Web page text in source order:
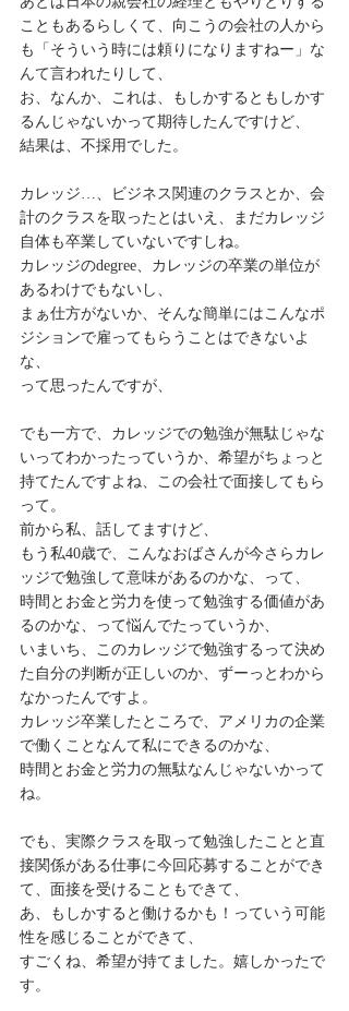
こともあるらしくて、向こうの会社の人から
も「そういう時には頼りになりますねー」な
んて言われたりして、
お、なんか、これは、もしかするともしかす
るんじゃないかって期待したんですけど、
結果は、不採用でした。
カレッジ…、ビジネス関連のクラスとか、会
計のクラスを取ったとはいえ、まだカレッジ
自体も卒業していないですしね。
カレッジのdegree、カレッジの卒業の単位が
あるわけでもないし、
まぁ仕方がないか、そんな簡単にはこんなポ
ジションで雇ってもらうことはできないよ
な、
って思ったんですが、
でも一方で、カレッジでの勉強が無駄じゃな
いってわかったっていうか、希望がちょっと
持てたんですよね、この会社で面接してもら
って。
前から私、話してますけど、
もう私40歳で、こんなおばさんが今さらカレ
ッジで勉強して意味があるのかな、って、
時間とお金と労力を使って勉強する価値があ
るのかな、って悩んでたっていうか、
いまいち、このカレッジで勉強するって決め
た自分の判断が正しいのか、ずーっとわから
なかったんですよ。
カレッジ卒業したところで、アメリカの企業
で働くことなんて私にできるのかな、
時間とお金と労力の無駄なんじゃないかって
ね。
でも、実際クラスを取って勉強したことと直
接関係がある仕事に今回応募することができ
て、面接を受けることもできて、
あ、もしかすると働けるかも！っていう可能
性を感じることができて、
すごくね、希望が持てました。嬉しかったで
す。